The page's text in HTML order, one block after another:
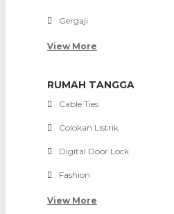
Gergaji
View More
RUMAH TANGGA
Cable Ties
Colokan Listrik
Digital Door Lock
Fashion
View More